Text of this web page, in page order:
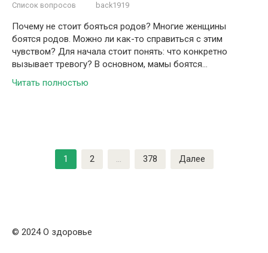
Список вопросов back1919
Почему не стоит бояться родов? Многие женщины
боятся родов. Можно ли как-то справиться с этим
чувством? Для начала стоит понять: что конкретно
вызывает тревогу? В основном, мамы боятся…
Читать полностью
1 2 … 378 Далее
© 2024 О здоровье